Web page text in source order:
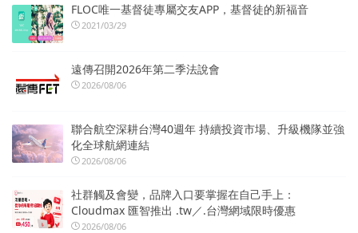
FLOC唯一基督徒專屬交友APP，基督徒的新福音
2021/03/29
遠傳召開2026年第二季法說會
2026/08/06
聯合航空深耕台灣40週年 持續投資市場、升級機隊並強
化全球航網連結
2026/08/06
社群觸及會變，品牌入口要掌握在自己手上：
Cloudmax 匯智推出 .tw／.台灣網域限時優惠
2026/08/06